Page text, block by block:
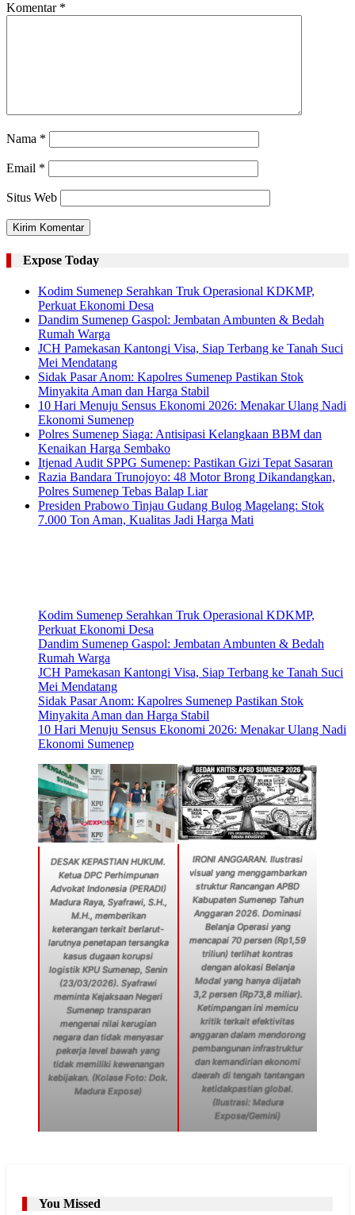
Komentar *
Nama *
Email *
Situs Web
Expose Today
Kodim Sumenep Serahkan Truk Operasional KDKMP,
Perkuat Ekonomi Desa
Dandim Sumenep Gaspol: Jembatan Ambunten & Bedah
Rumah Warga
JCH Pamekasan Kantongi Visa, Siap Terbang ke Tanah Suci
Mei Mendatang
Sidak Pasar Anom: Kapolres Sumenep Pastikan Stok
Minyakita Aman dan Harga Stabil
10 Hari Menuju Sensus Ekonomi 2026: Menakar Ulang Nadi
Ekonomi Sumenep
Polres Sumenep Siaga: Antisipasi Kelangkaan BBM dan
Kenaikan Harga Sembako
Itjenad Audit SPPG Sumenep: Pastikan Gizi Tepat Sasaran
Razia Bandara Trunojoyo: 48 Motor Brong Dikandangkan,
Polres Sumenep Tebas Balap Liar
Presiden Prabowo Tinjau Gudang Bulog Magelang: Stok
7.000 Ton Aman, Kualitas Jadi Harga Mati
Kodim Sumenep Serahkan Truk Operasional KDKMP,
Perkuat Ekonomi Desa
Dandim Sumenep Gaspol: Jembatan Ambunten & Bedah
Rumah Warga
JCH Pamekasan Kantongi Visa, Siap Terbang ke Tanah Suci
Mei Mendatang
Sidak Pasar Anom: Kapolres Sumenep Pastikan Stok
Minyakita Aman dan Harga Stabil
10 Hari Menuju Sensus Ekonomi 2026: Menakar Ulang Nadi
Ekonomi Sumenep
DESAK KEPASTIAN HUKUM.
Ketua DPC Perhimpunan
Advokat Indonesia (PERADI)
Madura Raya, Syafrawi, S.H.,
M.H., memberikan
keterangan terkait berlarut-
larutnya penetapan tersangka
kasus dugaan korupsi
logistik KPU Sumenep, Senin
(23/03/2026). Syafrawi
meminta Kejaksaan Negeri
Sumenep transparan
mengenai nilai kerugian
negara dan tidak menyasar
pekerja level bawah yang
tidak memiliki kewenangan
kebijakan. (Kolase Foto: Dok.
Madura Expose)
IRONI ANGGARAN. Ilustrasi
visual yang menggambarkan
struktur Rancangan APBD
Kabupaten Sumenep Tahun
Anggaran 2026. Dominasi
Belanja Operasi yang
mencapai 70 persen (Rp1,59
triliun) terlihat kontras
dengan alokasi Belanja
Modal yang hanya dijatah
3,2 persen (Rp73,8 miliar).
Ketimpangan ini memicu
kritik terkait efektivitas
anggaran dalam mendorong
pembangunan infrastruktur
dan kemandirian ekonomi
daerah di tengah tantangan
ketidakpastian global.
(Ilustrasi: Madura
Expose/Gemini)
You Missed